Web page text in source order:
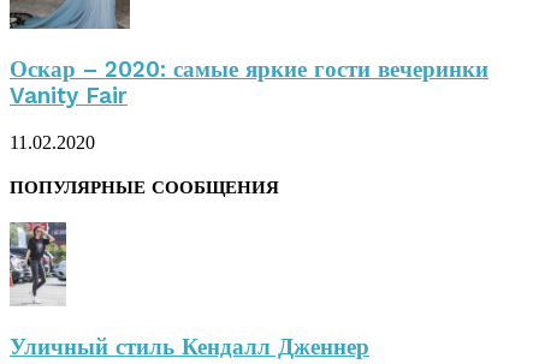
Оскар – 2020: самые яркие гости вечеринки
Vanity Fair
11.02.2020
ПОПУЛЯРНЫЕ СООБЩЕНИЯ
Уличный стиль Кендалл Дженнер